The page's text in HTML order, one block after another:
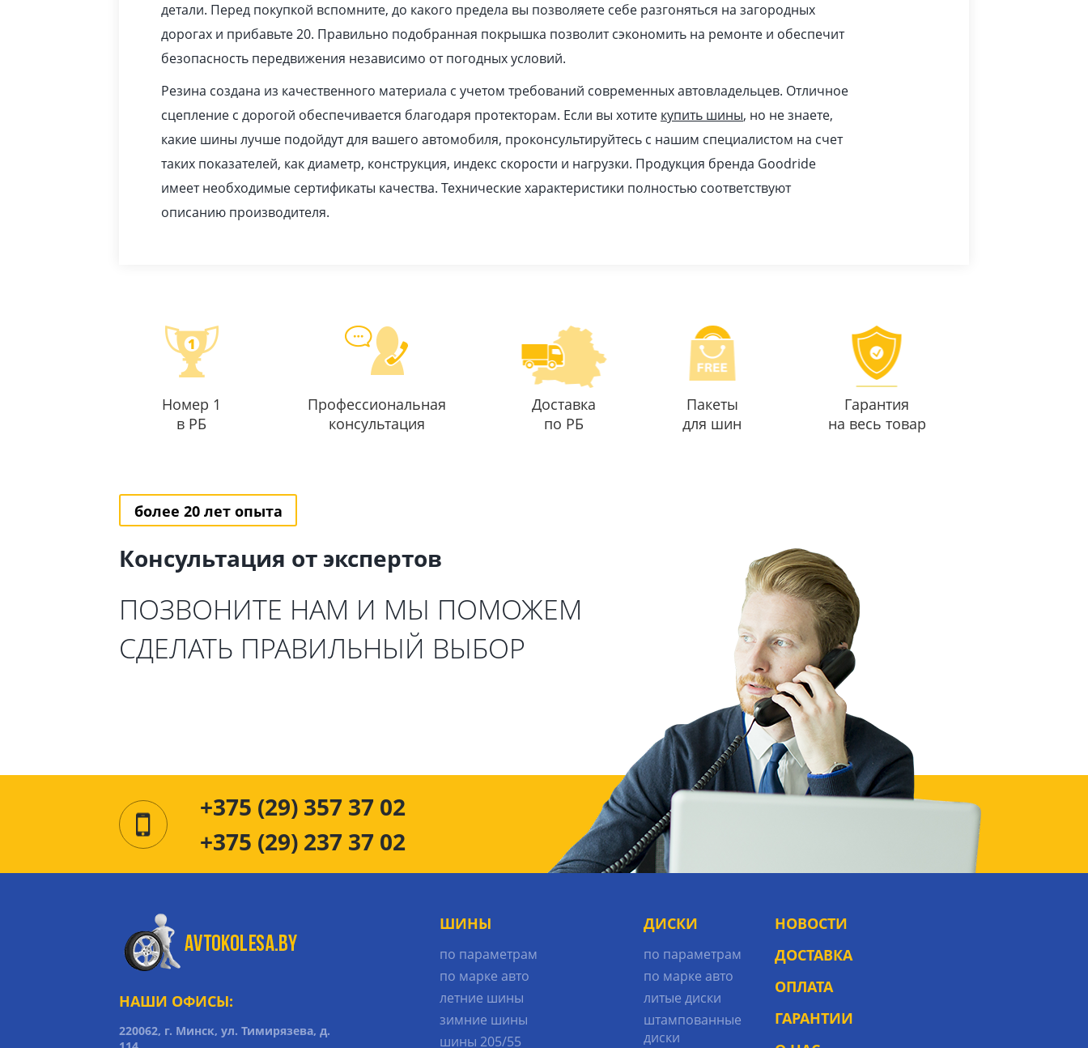
детали. Перед покупкой вспомните, до какого предела вы позволяете себе разгоняться на загородных
дорогах и прибавьте 20. Правильно подобранная покрышка позволит сэкономить на ремонте и обеспечит
безопасность передвижения независимо от погодных условий.
Резина создана из качественного материала с учетом требований современных автовладельцев. Отличное
сцепление с дорогой обеспечивается благодаря протекторам. Если вы хотите купить шины, но не знаете,
какие шины лучше подойдут для вашего автомобиля, проконсультируйтесь с нашим специалистом на счет
таких показателей, как диаметр, конструкция, индекс скорости и нагрузки. Продукция бренда Goodride
имеет необходимые сертификаты качества. Технические характеристики полностью соответствуют
описанию производителя.
Номер 1
в РБ
Профессиональная
консультация
Доставка
по РБ
Пакеты
для шин
Гарантия
на весь товар
более 20 лет опыта
Консультация от экспертов
ПОЗВОНИТЕ НАМ И МЫ ПОМОЖЕМ
СДЕЛАТЬ ПРАВИЛЬНЫЙ ВЫБОР
+375 (29) 357 37 02
+375 (29) 237 37 02
НАШИ ОФИСЫ:
220062, г. Минск, ул. Тимирязева, д.
ШИНЫ
по параметрам
по марке авто
летние шины
зимние шины
шины 205/55
ДИСКИ
по параметрам
по марке авто
литые диски
штампованные
диски
НОВОСТИ
ДОСТАВКА
ОПЛАТА
ГАРАНТИИ